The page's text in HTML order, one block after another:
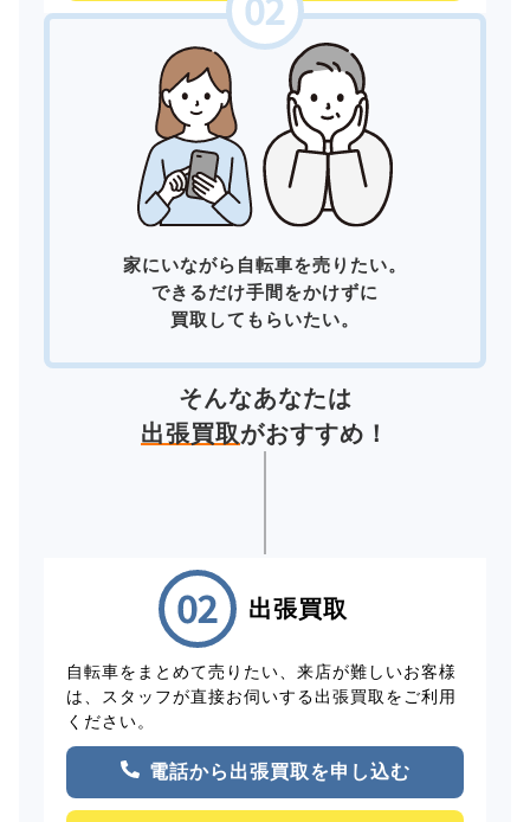
家にいながら自転車を売りたい。
できるだけ手間をかけずに
買取してもらいたい。
そんなあなたは
出張買取がおすすめ！
出張買取
自転車をまとめて売りたい、来店が難しいお客様
は、スタッフが直接お伺いする出張買取をご利用
ください。
電話から出張買取を申し込む